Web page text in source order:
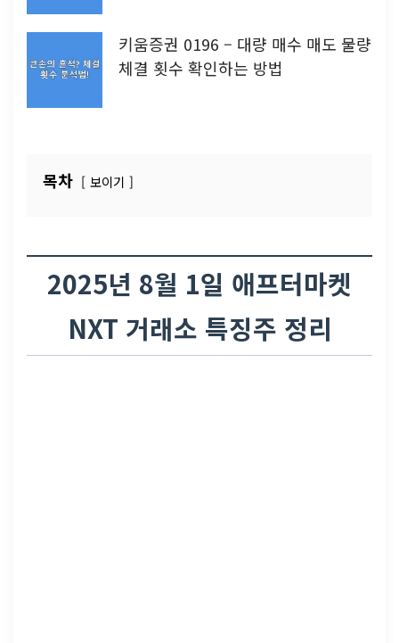
키움증권 0196 – 대량 매수 매도 물량
체결 횟수 확인하는 방법
목차 보이기
2025년 8월 1일 애프터마켓
NXT 거래소 특징주 정리